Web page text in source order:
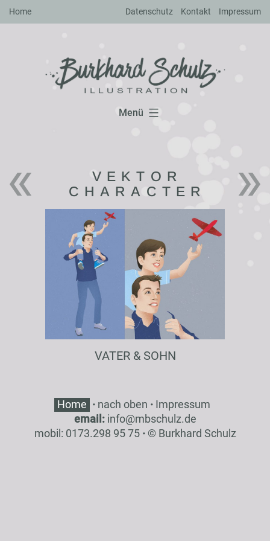
Zum
Home Datenschutz Kontakt Impressum
Menü
VEKTOR
CHARACTER
VATER & SOHN
Home · nach oben · Impressum
email: info@mbschulz.de
mobil: 0173.298 95 75 · © Burkhard Schulz